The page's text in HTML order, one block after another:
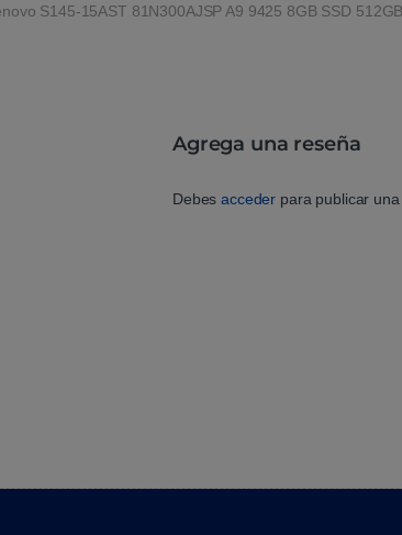
S145-15AST 81N300AJSP A9 9425 8GB SSD
Agrega una reseña
Debesacceder para publicar una